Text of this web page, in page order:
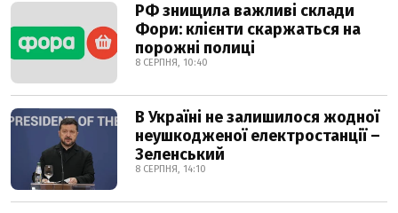
РФ знищила важливі склади
Фори: клієнти скаржаться на
порожні полиці
8 СЕРПНЯ, 10:40
В Україні не залишилося жодної
неушкодженої електростанції –
Зеленський
8 СЕРПНЯ, 14:10